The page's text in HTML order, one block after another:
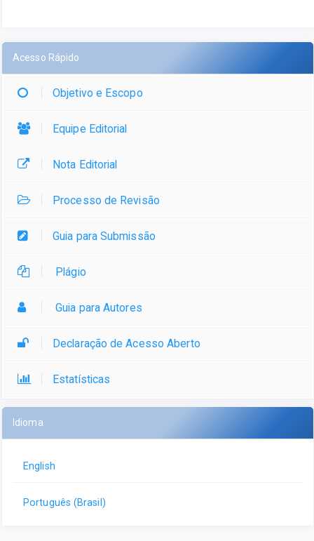
Acesso Rápido
Objetivo e Escopo
Equipe Editorial
Nota Editorial
Processo de Revisão
Guia para Submissão
Plágio
Guia para Autores
Declaração de Acesso Aberto
Estatísticas
Idioma
English
Português (Brasil)